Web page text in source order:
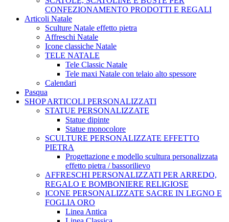
CONFEZIONAMENTO PRODOTTI E REGALI
Articoli Natale
Sculture Natale effetto pietra
Affreschi Natale
Icone classiche Natale
TELE NATALE
Tele Classic Natale
Tele maxi Natale con telaio alto spessore
Calendari
Pasqua
SHOP ARTICOLI PERSONALIZZATI
STATUE PERSONALIZZATE
Statue dipinte
Statue monocolore
SCULTURE PERSONALIZZATE EFFETTO
PIETRA
Progettazione e modello scultura personalizzata
effetto pietra / bassorilievo
AFFRESCHI PERSONALIZZATI PER ARREDO,
REGALO E BOMBONIERE RELIGIOSE
ICONE PERSONALIZZATE SACRE IN LEGNO E
FOGLIA ORO
Linea Antica